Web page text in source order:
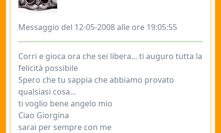
Messaggio del 12-05-2008 alle ore 19:05:55
Corri e gioca ora che sei libera... ti auguro tutta la
felicità possibile
Spero che tu sappia che abbiamo provato
qualsiasi cosa...
ti voglio bene angelo mio
Ciao Giorgina
sarai per sempre con me